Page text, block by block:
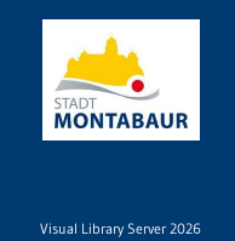
Visual Library Server 2026